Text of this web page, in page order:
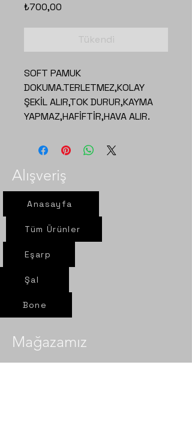
₺700,00
Tükendi
SOFT PAMUK
DOKUMA.TERLETMEZ,KOLAY
ŞEKİL ALIR,TOK DURUR,KAYMA
YAPMAZ,HAFİFTİR,HAVA ALIR.
Alışveriş
Anasayfa
Tüm Ürünler
Eşarp
Şal
Bone
Mağazamız